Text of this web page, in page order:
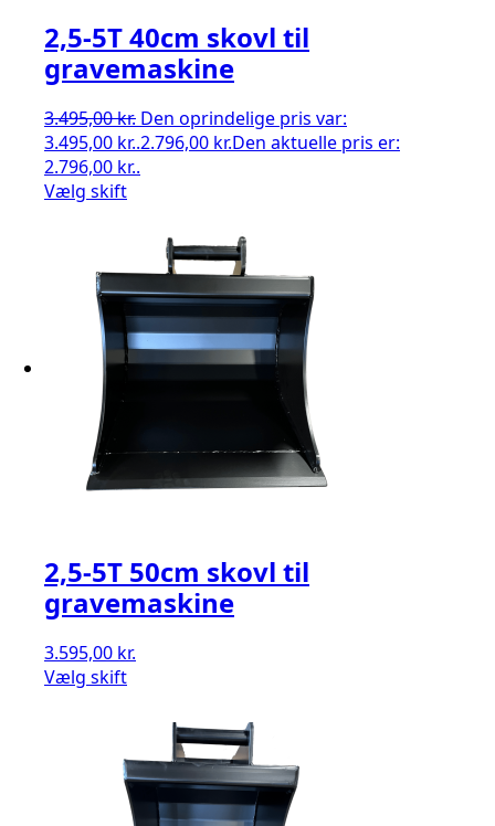
2,5-5T 40cm skovl til
gravemaskine
3.495,00kr. Den oprindelige pris var:
3.495,00 kr..2.796,00 kr.Den aktuelle pris er:
2.796,00 kr..
Vælg skift
2,5-5T 50cm skovl til
gravemaskine
3.595,00 kr.
Vælg skift